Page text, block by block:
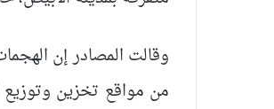
وقالت المصادر إن
من مواقع تخزين